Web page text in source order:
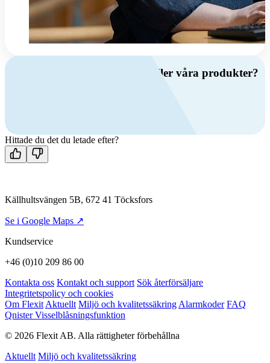
Har du frågor om ventilation eller våra produkter?
Kontakta oss
Hittade du det du letade efter?
Källhultsvängen 5B, 672 41 Töcksfors
Se i Google Maps ↗
Kundservice
+46 (0)10 209 86 00
Kontakta oss Kontakt och support Sök återförsäljare
Integritetspolicy och cookies
Om Flexit Aktuellt Miljö och kvalitetssäkring Alarmkoder FAQ
Qnister Visselblåsningsfunktion
© 2026 Flexit AB. Alla rättigheter förbehållna
Aktuellt Miljö och kvalitetssäkring